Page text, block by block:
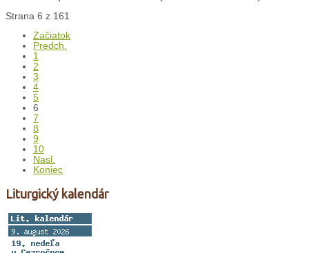
Strana 6 z 161
Začiatok
Predch.
1
2
3
4
5
6
7
8
9
10
Nasl.
Koniec
Liturgický kalendár